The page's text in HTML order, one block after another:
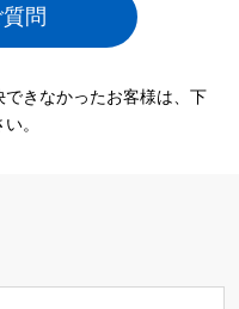
問
きなかったお客様は、下
。